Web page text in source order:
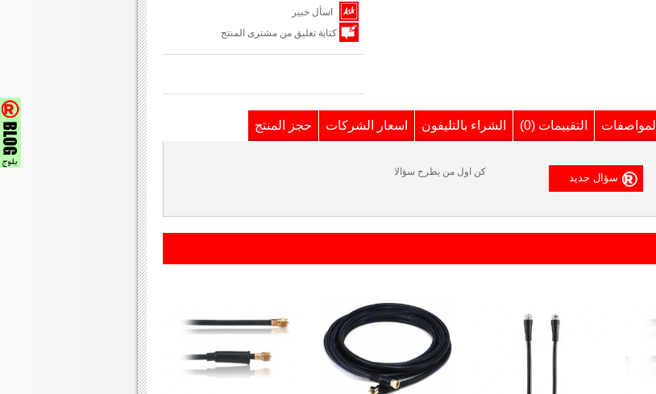
اسأل خبير
كتابة تعليق من مشترى المنتج
المواصفات التقييمات (0) الشراء بالتليفون اسعار الشركات حجز المنتج
كن اول من يطرح سؤالا